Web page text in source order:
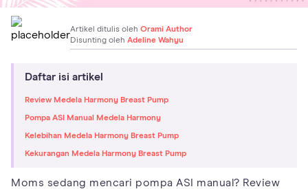
Artikel ditulis oleh Orami Author
Disunting oleh Adeline Wahyu
Daftar isi artikel
Review Medela Harmony Breast Pump
Pompa ASI Manual Medela Harmony
Kelebihan Medela Harmony Breast Pump
Kekurangan Medela Harmony Breast Pump
Moms sedang mencari pompa ASI manual? Review